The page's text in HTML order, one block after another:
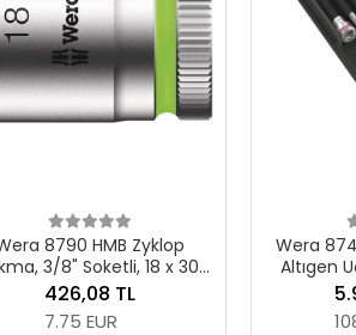
Wera 8740 B HF Emperyal 1
Altıgen Uçlu Zyklop Lokma
Bits Seti, 3/8" Soketli, Tutma
Fonksiyonlu
5.975,79 TL
108.74 EUR